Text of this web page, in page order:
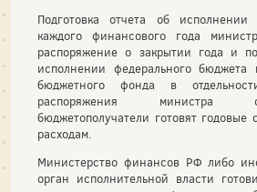
Подготовка отчета об
каждого финансового года
распоряжение о закрытии года и
исполнении федерального
бюджетного фонда в
распоряжения министра
бюджетополучатели готовят годовые
расходам.
Министерство финансов РФ либо
орган исполнительной власти